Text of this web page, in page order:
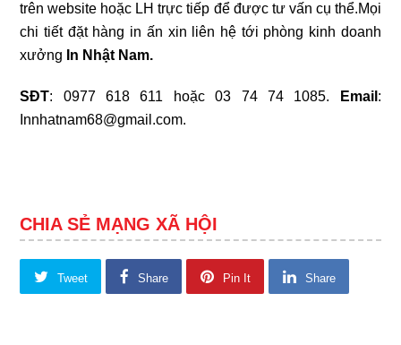
trên website hoặc LH trực tiếp để được tư vấn cụ thể.Mọi
chi tiết đặt hàng in ấn xin liên hệ tới phòng kinh doanh
xưởng In Nhật Nam.
SĐT: 0977 618 611 hoặc 03 74 74 1085. Email :
Innhatnam68@gmail.com.
CHIA SẺ MẠNG XÃ HỘI
Tweet Share Pin It Share